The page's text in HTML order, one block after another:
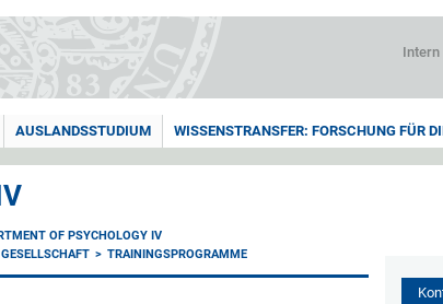
Intern
AUSLANDSSTUDIUM WISSENSTRANSFER: FORSCHUNG FÜR
OF PSYCHOLOGY IV
TRAININGSPROGRAMME